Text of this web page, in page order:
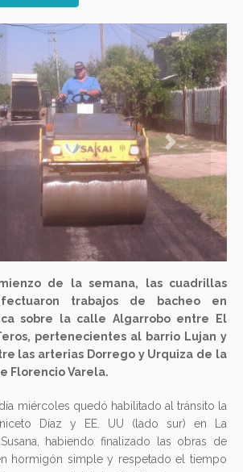
Next
de la semana, las cuadrillas
trabajos de bacheo en
sobre la calle Algarrobo entre El
pertenecientes al barrio Lujan y
las arterias Dorrego y Urquiza de la
Florencio Varela.
miércoles quedó habilitado al tránsito la
Díaz y EE. UU (lado sur) en La
habiendo finalizado las obras de
hormigón simple y respetado el tiempo